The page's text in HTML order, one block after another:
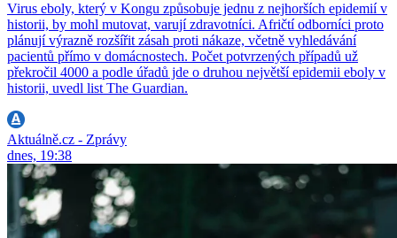
Virus eboly, který v Kongu způsobuje jednu z nejhorších epidemií v
historii, by mohl mutovat, varují zdravotníci. Afričtí odborníci proto
plánují výrazně rozšířit zásah proti nákaze, včetně vyhledávání
pacientů přímo v domácnostech. Počet potvrzených případů už
překročil 4000 a podle úřadů jde o druhou největší epidemii eboly v
historii, uvedl list The Guardian.
Aktuálně.cz - Zprávy
dnes, 19:38